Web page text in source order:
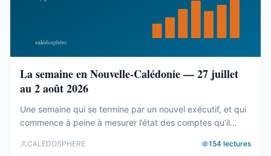
La semaine en Nouvelle-Calédonie — 27 juillet
au 2 août 2026
Une semaine qui se termine par un nouvel exécutif, et qui
commence à peine à mesurer l’état des comptes qu’il
gouvernement, et des comptes qui coincent C’est fait. Le
CALEDOSPHERE 154 lectures